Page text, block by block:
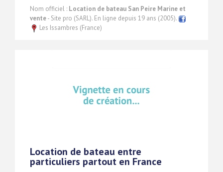
Nom officiel : Location de bateau San Peire Marine et
vente- Site pro (SARL). En ligne depuis 19 ans (2005).
Les Issambres (France)
Location de bateau entre
particuliers partout en France